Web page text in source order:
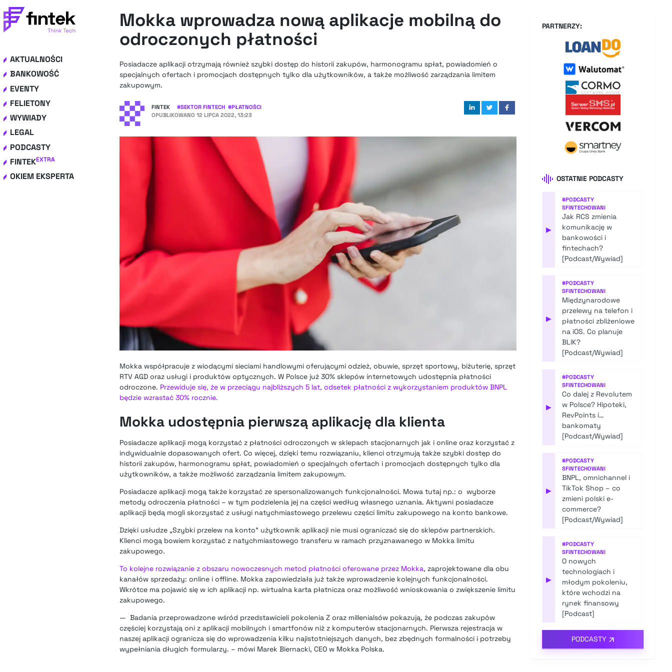
AKTUALNOŚCI
BANKOWOŚĆ
EVENTY
FELIETONY
WYWIADY
LEGAL
PODCASTY
FINTEKEXTRA
OKIEM EKSPERTA
Mokka wprowadza nową aplikacje mobilną do
odroczonych płatności
Posiadacze aplikacji otrzymają również szybki dostęp do historii zakupów, harmonogramu spłat, powiadomień o
specjalnych ofertach i promocjach dostępnych tylko dla użytkowników, a także możliwość zarządzania limitem
zakupowym.
FINTEK #SEKTOR FINTECH #PŁATNOŚCI
OPUBLIKOWANO 12 LIPCA 2022, 13:23
Mokka współpracuje z wiodącymi sieciami handlowymi oferującymi odzież, obuwie, sprzęt sportowy, biżuterię, sprzęt
RTV AGD oraz usługi i produktów optycznych. W Polsce już 30% sklepów internetowych udostępnia płatności
odroczone. Przewiduje się, że w przeciągu najbliższych 5 lat, odsetek płatności z wykorzystaniem produktów BNPL
będzie wzrastać 30% rocznie.
Mokka udostępnia pierwszą aplikację dla klienta
Posiadacze aplikacji mogą korzystać z płatności odroczonych w sklepach stacjonarnych jak i online oraz korzystać z
indywidualnie dopasowanych ofert. Co więcej, dzięki temu rozwiązaniu, klienci otrzymują także szybki dostęp do
historii zakupów, harmonogramu spłat, powiadomień o specjalnych ofertach i promocjach dostępnych tylko dla
użytkowników, a także możliwość zarządzania limitem zakupowym.
Posiadacze aplikacji mogą także korzystać ze spersonalizowanych funkcjonalności. Mowa tutaj np.: o wyborze
metody odroczenia płatności – w tym podzielenia jej na części według własnego uznania. Aktywni posiadacze
aplikacji będą mogli skorzystać z usługi natychmiastowego przelewu części limitu zakupowego na konto bankowe.
Dzięki usłudze „Szybki przelew na konto” użytkownik aplikacji nie musi ograniczać się do sklepów partnerskich.
Klienci mogą bowiem korzystać z natychmiastowego transferu w ramach przyznawanego w Mokka limitu
zakupowego.
To kolejne rozwiązanie z obszaru nowoczesnych metod płatności oferowane przez Mokka, zaprojektowane dla obu
kanałów sprzedaży: online i offline. Mokka zapowiedziała już także wprowadzenie kolejnych funkcjonalności.
Wkrótce ma pojawić się w ich aplikacji np. wirtualna karta płatnicza oraz możliwość wnioskowania o zwiększenie limitu
zakupowego.
— Badania przeprowadzone wśród przedstawicieli pokolenia Z oraz millenialsów pokazują, że podczas zakupów
częściej korzystają oni z aplikacji mobilnych i smartfonów niż z komputerów stacjonarnych. Pierwsza rejestracja w
naszej aplikacji ogranicza się do wprowadzenia kilku najistotniejszych danych, bez zbędnych formalności i potrzeby
wypełniania długich formularzy. – mówi Marek Biernacki, CEO w Mokka Polska.
PARTNERZY:
OSTATNIE PODCASTY
▶
#PODCASTY
SFINTECHOWANI
Jak RCS zmienia
komunikację w
bankowości i
fintechach?
[Podcast/Wywiad]
▶
#PODCASTY
SFINTECHOWANI
Międzynarodowe
przelewy na telefon i
płatności zbliżeniowe
na iOS. Co planuje
BLIK?
[Podcast/Wywiad]
▶
#PODCASTY
SFINTECHOWANI
Co dalej z Revolutem
w Polsce? Hipoteki,
RevPoints i…
bankomaty
[Podcast/Wywiad]
▶
#PODCASTY
SFINTECHOWANI
BNPL, omnichannel i
TikTok Shop – co
zmieni polski e-
commerce?
[Podcast/Wywiad]
▶
#PODCASTY
SFINTECHOWANI
O nowych
technologiach i
młodym pokoleniu,
które wchodzi na
rynek finansowy
[Podcast]
PODCASTY